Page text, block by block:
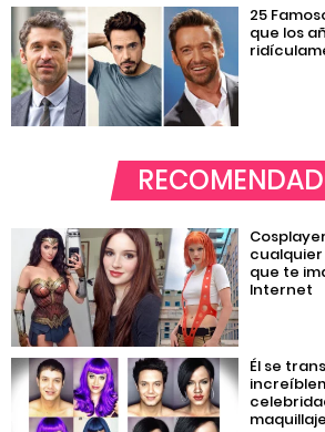
25
que los
que te
Internet
Él se
maquillaje